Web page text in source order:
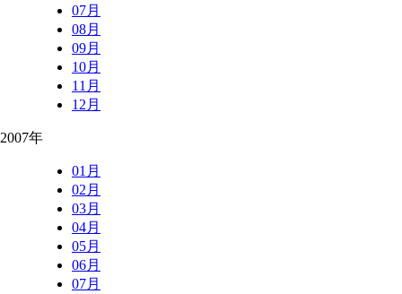
07月
08月
09月
10月
11月
12月
2007年
01月
02月
03月
04月
05月
06月
07月